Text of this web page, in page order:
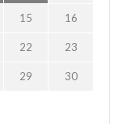
15 16
22 23
29 30